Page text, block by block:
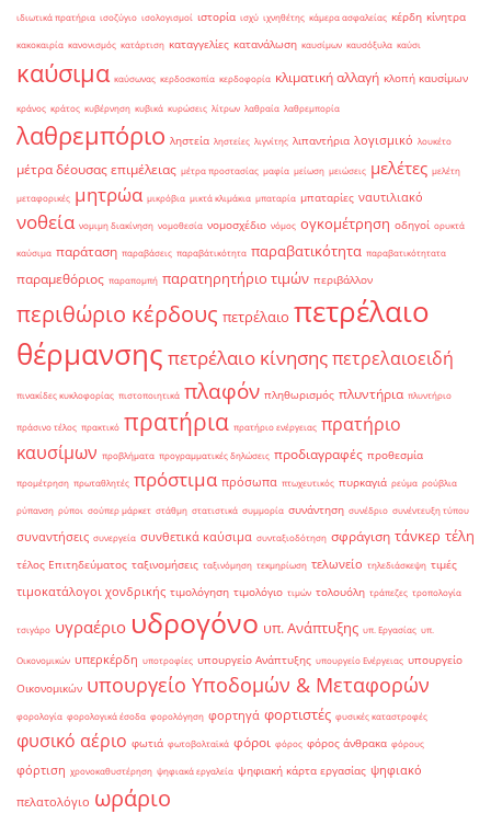
ιδιωτικά πρατήρια ισοζύγιο ισολογισμοί ιστορία ισχύ ιχνηθέτης κάμερα ασφαλείας κέρδη κίνητρα
κακοκαιρία κανονισμός κατάρτιση καταγγελίες κατανάλωση καυσίμων καυσόξυλα καύσι
καύσιμα καύσωνας κερδοσκοπία κερδοφορία κλιματική αλλαγή κλοπή καυσίμων
κράνος κράτος κυβέρνηση κυβικά κυρώσεις λίτρων λαθραία λαθρεμπορία
λαθρεμπόριο ληστεία ληστείες λιγνίτης λιπαντήρια λογισμικό λουκέτο
μέτρα δέουσας επιμέλειας μέτρα προστασίας μαφία μείωση μειώσεις μελέτες μελέτη
μεταφορικές μητρώα μικρόβια μικτά κλιμάκια μπαταρία μπαταρίες ναυτιλιακό
νοθεία νομιμη διακίνηση νομοθεσία νομοσχέδιο νόμος ογκομέτρηση οδηγοί ορυκτά
καύσιμα παράταση παραβάσεις παραβάτικότητα παραβατικότητα παραβατικότητατα
παραμεθόριος παραπομπή παρατηρητήριο τιμών περιβάλλον
περιθώριο κέρδους πετρέλαιο πετρέλαιο
θέρμανσης πετρέλαιο κίνησηςπετρελαιοειδή
πινακίδες κυκλοφορίας πιστοποιητικά πλαφόν πληθωρισμός πλυντήρια πλυντήριο
πράσινο τέλος πρακτικό πρατήρια πρατήριο ενέργειας πρατήριο
καυσίμων προβλήματα προγραμματικές δηλώσεις προδιαγραφές προθεσμία
προμέτρηση πρωταθλητές πρόστιμα πρόσωπα πτωχευτικός πυρκαγιά ρεύμα ρούβλια
ρύπανση ρύποι σούπερ μάρκετ στάθμη στατιστικά συμμορία συνάντηση συνέδριο συνέντευξη τύπου
συναντήσεις συνεργεία συνθετικά καύσιμα συνταξιοδότηση σφράγιση τάνκερ τέλη
τέλος Επιτηδεύματος ταξινομήσεις ταξινόμηση τεκμηρίωση τελωνείο τηλεδιάσκεψη τιμές
τιμοκατάλογοι χονδρικής τιμολόγηση τιμολόγιο τιμών τολουόλη τράπεζες τροπολογία
τσιγάρο υγραέριο υδρογόνο υπ. Ανάπτυξης υπ. Εργασίας υπ.
Οικονομικών υπερκέρδη υποτροφίες υπουργείο Ανάπτυξης υπουργείο Ενέργειας υπουργείο
Οικονομικών υπουργείο Υποδομών & Μεταφορών
φορολογία φορολογικά έσοδα φορολόγηση φορτηγά φορτιστές φυσικές καταστροφές
φυσικό αέριο φωτιά φωτοβολταϊκά φόροι φόρος φόρος άνθρακα φόρους
φόρτιση χρονοκαθυστέρηση ψηφιακά εργαλεία ψηφιακή κάρτα εργασίας ψηφιακό
πελατολόγιο ωράριο